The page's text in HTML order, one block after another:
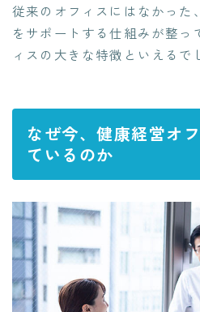
従来のオフィスにはなかった
をサポートする仕組みが整っ
ィスの大きな特徴といえるで
なぜ今、健康経営オ
ているのか